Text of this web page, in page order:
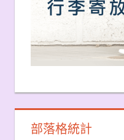
部落格統計